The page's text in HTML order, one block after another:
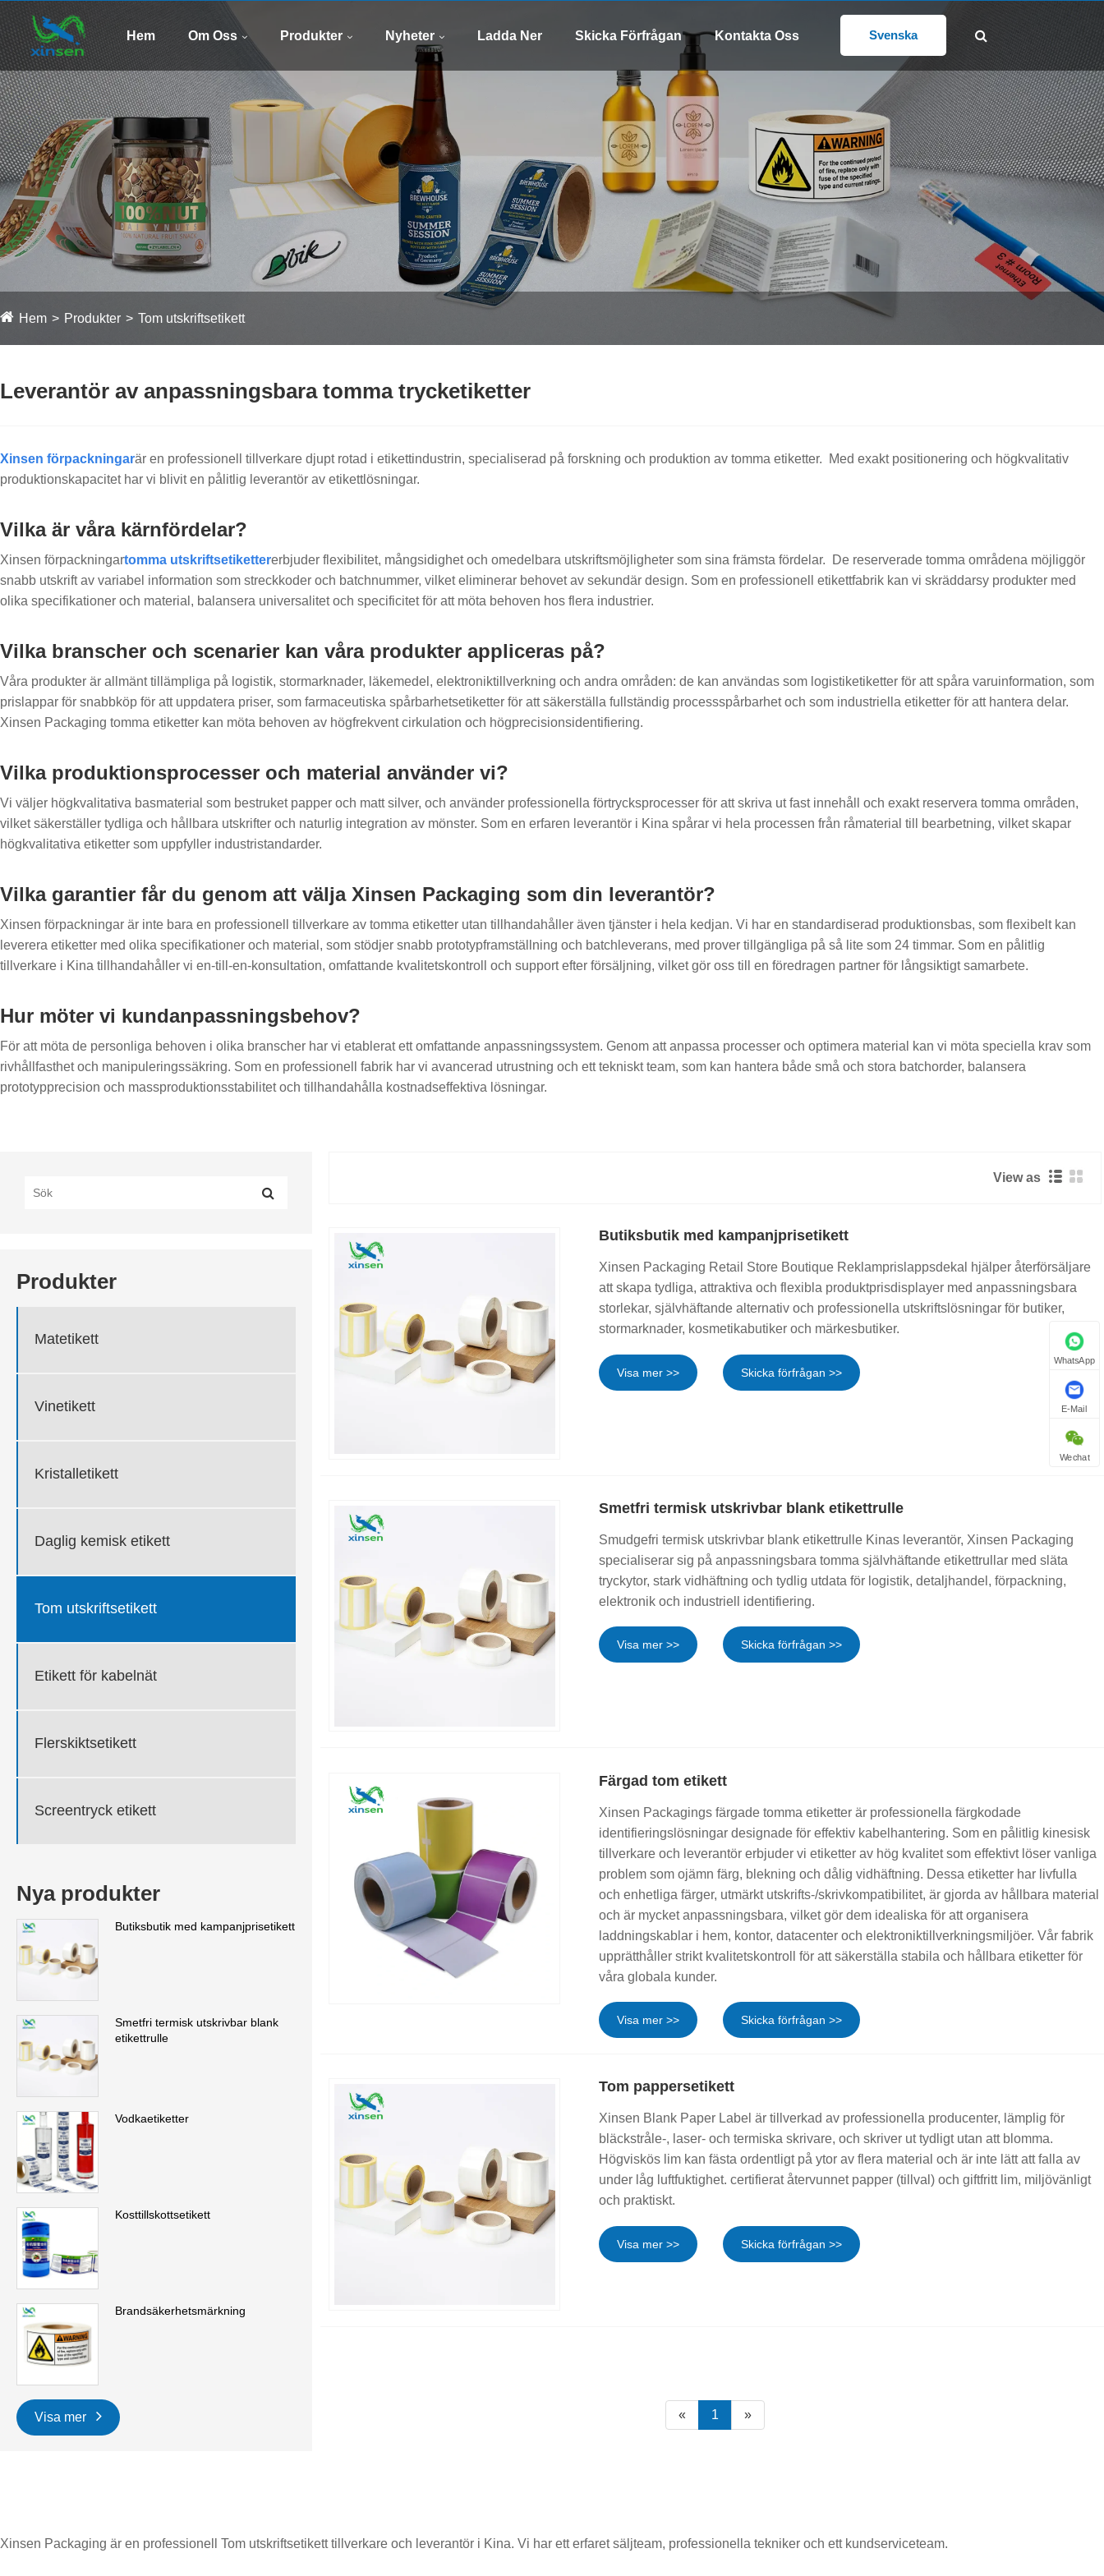
FÖLJ OSS:
Hem Om Oss Produkter Nyheter Ladda Ner Skicka Förfrågan Kontakta Oss Svenska
Hem Produkter Tom utskriftsetikett
Leverantör av anpassningsbara tomma trycketiketter
Xinsen förpackningarär en professionell tillverkare djupt rotad i etikettindustrin, specialiserad på forskning och produktion av tomma etiketter. Med exakt positionering och högkvalitativ
produktionskapacitet har vi blivit en pålitlig leverantör av etikettlösningar.
Vilka är våra kärnfördelar?
Xinsen förpackningartomma utskriftsetikettererbjuder flexibilitet, mångsidighet och omedelbara utskriftsmöjligheter som sina främsta fördelar. De reserverade tomma områdena möjliggör
snabb utskrift av variabel information som streckkoder och batchnummer, vilket eliminerar behovet av sekundär design. Som en professionell etikettfabrik kan vi skräddarsy produkter med
olika specifikationer och material, balansera universalitet och specificitet för att möta behoven hos flera industrier.
Vilka branscher och scenarier kan våra produkter appliceras på?
Våra produkter är allmänt tillämpliga på logistik, stormarknader, läkemedel, elektroniktillverkning och andra områden: de kan användas som logistiketiketter för att spåra varuinformation, som
prislappar för snabbköp för att uppdatera priser, som farmaceutiska spårbarhetsetiketter för att säkerställa fullständig processspårbarhet och som industriella etiketter för att hantera delar.
Xinsen Packaging tomma etiketter kan möta behoven av högfrekvent cirkulation och högprecisionsidentifiering.
Vilka produktionsprocesser och material använder vi?
Vi väljer högkvalitativa basmaterial som bestruket papper och matt silver, och använder professionella förtrycksprocesser för att skriva ut fast innehåll och exakt reservera tomma områden,
vilket säkerställer tydliga och hållbara utskrifter och naturlig integration av mönster. Som en erfaren leverantör i Kina spårar vi hela processen från råmaterial till bearbetning, vilket skapar
högkvalitativa etiketter som uppfyller industristandarder.
Vilka garantier får du genom att välja Xinsen Packaging som din leverantör?
Xinsen förpackningar är inte bara en professionell tillverkare av tomma etiketter utan tillhandahåller även tjänster i hela kedjan. Vi har en standardiserad produktionsbas, som flexibelt kan
leverera etiketter med olika specifikationer och material, som stödjer snabb prototypframställning och batchleverans, med prover tillgängliga på så lite som 24 timmar. Som en pålitlig
tillverkare i Kina tillhandahåller vi en-till-en-konsultation, omfattande kvalitetskontroll och support efter försäljning, vilket gör oss till en föredragen partner för långsiktigt samarbete.
Hur möter vi kundanpassningsbehov?
För att möta de personliga behoven i olika branscher har vi etablerat ett omfattande anpassningssystem. Genom att anpassa processer och optimera material kan vi möta speciella krav som
rivhållfasthet och manipuleringssäkring. Som en professionell fabrik har vi avancerad utrustning och ett tekniskt team, som kan hantera både små och stora batchorder, balansera
prototypprecision och massproduktionsstabilitet och tillhandahålla kostnadseffektiva lösningar.
Produkter
Matetikett
Vinetikett
Kristalletikett
Daglig kemisk etikett
Tom utskriftsetikett
Etikett för kabelnät
Flerskiktsetikett
Screentryck etikett
Nya produkter
Butiksbutik med kampanjprisetikett
Smetfri termisk utskrivbar blank
etikettrulle
Vodkaetiketter
Kosttillskottsetikett
Brandsäkerhetsmärkning
Visa mer
View as
Butiksbutik med kampanjprisetikett
Xinsen Packaging Retail Store Boutique Reklamprislappsdekal hjälper återförsäljare
att skapa tydliga, attraktiva och flexibla produktprisdisplayer med anpassningsbara
storlekar, självhäftande alternativ och professionella utskriftslösningar för butiker,
stormarknader, kosmetikabutiker och märkesbutiker.
Visa mer >> Skicka förfrågan >>
Smetfri termisk utskrivbar blank etikettrulle
Smudgefri termisk utskrivbar blank etikettrulle Kinas leverantör, Xinsen Packaging
specialiserar sig på anpassningsbara tomma självhäftande etikettrullar med släta
tryckytor, stark vidhäftning och tydlig utdata för logistik, detaljhandel, förpackning,
elektronik och industriell identifiering.
Visa mer >> Skicka förfrågan >>
Färgad tom etikett
Xinsen Packagings färgade tomma etiketter är professionella färgkodade
identifieringslösningar designade för effektiv kabelhantering. Som en pålitlig kinesisk
tillverkare och leverantör erbjuder vi etiketter av hög kvalitet som effektivt löser vanliga
problem som ojämn färg, blekning och dålig vidhäftning. Dessa etiketter har livfulla
och enhetliga färger, utmärkt utskrifts-/skrivkompatibilitet, är gjorda av hållbara material
och är mycket anpassningsbara, vilket gör dem idealiska för att organisera
laddningskablar i hem, kontor, datacenter och elektroniktillverkningsmiljöer. Vår fabrik
upprätthåller strikt kvalitetskontroll för att säkerställa stabila och hållbara etiketter för
våra globala kunder.
Visa mer >> Skicka förfrågan >>
Tom pappersetikett
Xinsen Blank Paper Label är tillverkad av professionella producenter, lämplig för
bläckstråle-, laser- och termiska skrivare, och skriver ut tydligt utan att blomma.
Högviskös lim kan fästa ordentligt på ytor av flera material och är inte lätt att falla av
under låg luftfuktighet. certifierat återvunnet papper (tillval) och giftfritt lim, miljövänligt
och praktiskt.
Visa mer >> Skicka förfrågan >>
« 1 »
Xinsen Packaging är en professionell Tom utskriftsetikett tillverkare och leverantör i Kina. Vi har ett erfaret säljteam, professionella tekniker och ett kundserviceteam.
WhatsApp
E-Mail
Wechat